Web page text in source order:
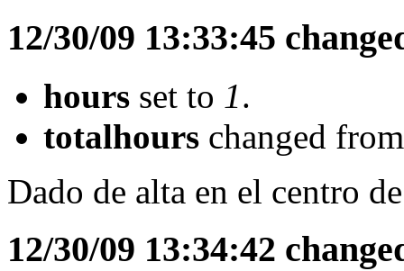
12/30/09 13:33:45
hours set to 1.
totalhours changed
Dado de alta en el centro
12/30/09 13:34:42